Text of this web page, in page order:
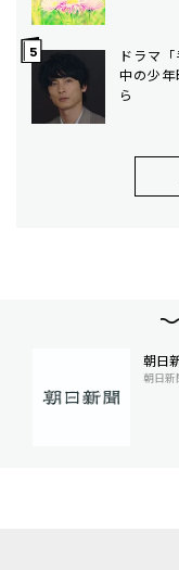
ドラマ
中の少
ら
朝日
朝日新